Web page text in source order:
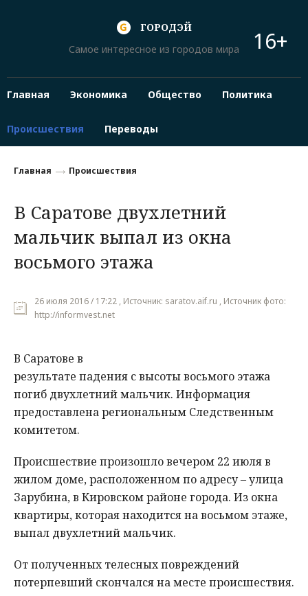
ГОРОДЭЙ
Самое интересное из городов мира
16+
Главная Экономика Общество Политика
Происшествия Переводы
Главная Происшествия
В Саратове двухлетний
мальчик выпал из окна
восьмого этажа
26 июля 2016 / 17:22 , Источник: saratov.aif.ru , Источник фото:
http://informvest.net
В Саратове в
результате падения с высоты восьмого этажа
погиб двухлетний мальчик. Информация
предоставлена региональным Следственным
комитетом.
Происшествие произошло вечером 22 июля в
жилом доме, расположенном по адресу – улица
Зарубина, в Кировском районе города. Из окна
квартиры, которая находится на восьмом этаже,
выпал двухлетний мальчик.
От полученных телесных повреждений
потерпевший скончался на месте происшествия.